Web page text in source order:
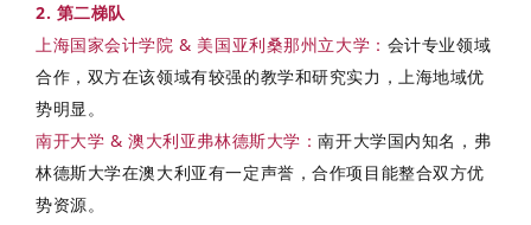
2. 第二梯队
上海国家会计学院 & 美国亚利桑那州立大学 ： 会计专业领域
合作，双方在该领域有较强的教学和研究实力，上海地域优
势明显。
南开大学 & 澳大利亚弗林德斯大学 ：南开大学国内知名，弗
林德斯大学在澳大利亚有一定声誉，合作项目能整合双方优
势资源。